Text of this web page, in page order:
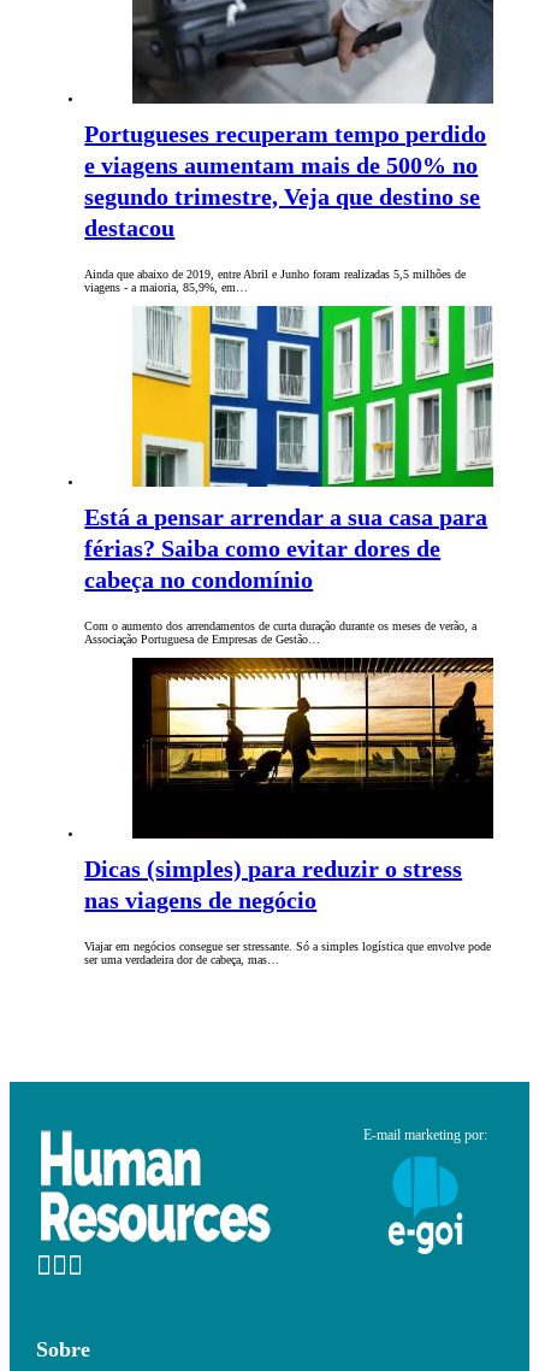
Portugueses recuperam tempo perdido
e viagens aumentam mais de 500% no
segundo trimestre, Veja que destino se
destacou
Ainda que abaixo de 2019, entre Abril e Junho foram realizadas 5,5 milhões de
viagens - a maioria, 85,9%, em…
Está a pensar arrendar a sua casa para
férias? Saiba como evitar dores de
cabeça no condomínio
Com o aumento dos arrendamentos de curta duração durante os meses de verão, a
Associação Portuguesa de Empresas de Gestão…
Dicas (simples) para reduzir o stress
nas viagens de negócio
Viajar em negócios consegue ser stressante. Só a simples logística que envolve pode
ser uma verdadeira dor de cabeça, mas…
E-mail marketing por:
Sobre